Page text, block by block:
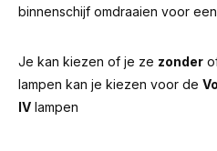
binnenschijf omdraaien voor
Je kan kiezen of je ze zonder
lampen kan je kiezen voor de
IV lampen